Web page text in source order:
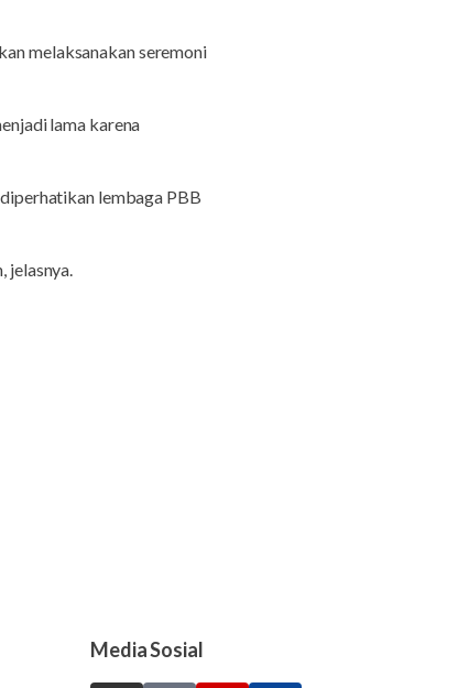
melaksanakan seremoni
lama karena
lembaga PBB
jelasnya.
Media Sosial